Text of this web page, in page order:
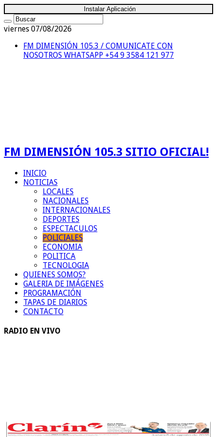
Instalar Aplicación
viernes 07/08/2026
FM DIMENSIÓN 105.3 / COMUNICATE CON
NOSOTROS WHATSAPP +54 9 3584 121 977
FM DIMENSIÓN 105.3 SITIO OFICIAL!
INICIO
NOTICIAS
LOCALES
NACIONALES
INTERNACIONALES
DEPORTES
ESPECTACULOS
POLICIALES
ECONOMIA
POLITICA
TECNOLOGIA
QUIENES SOMOS?
GALERIA DE IMÁGENES
PROGRAMACIÓN
TAPAS DE DIARIOS
CONTACTO
RADIO EN VIVO